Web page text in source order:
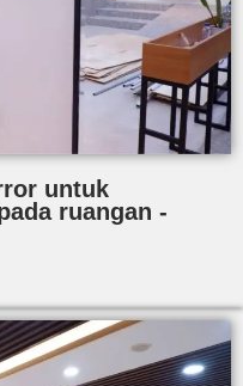
untuk
ruangan -